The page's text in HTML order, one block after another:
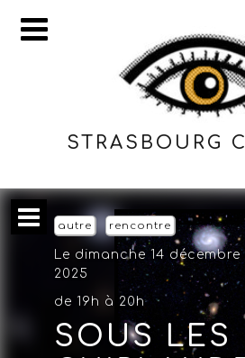
STRASBOURG
autre rencontre
Le dimanche 14 décembre
2025
de 19h à 20h
SOUS LES